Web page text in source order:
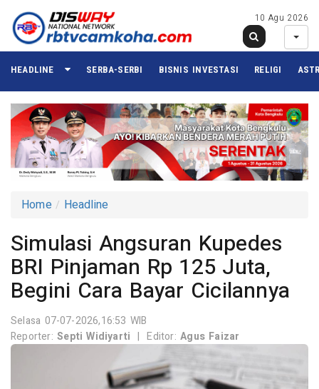
10 Agu 2026
HEADLINE SERBA-SERBI BISNIS INVESTASI RELIGI
Home Headline
Simulasi Angsuran Kupedes
BRI Pinjaman Rp 125 Juta,
Begini Cara Bayar Cicilannya
Selasa 07-07-2026,16:53 WIB
Reporter:Septi Widiyarti | Editor:Agus Faizar